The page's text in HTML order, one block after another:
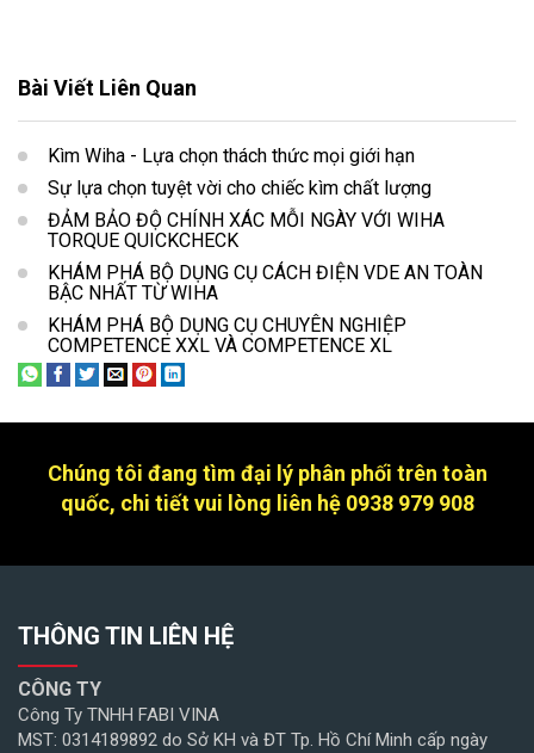
Bài Viết Liên Quan
Kìm Wiha - Lựa chọn thách thức mọi giới hạn
Sự lựa chọn tuyệt vời cho chiếc kìm chất lượng
ĐẢM BẢO ĐỘ CHÍNH XÁC MỖI NGÀY VỚI WIHA
TORQUE QUICKCHECK
KHÁM PHÁ BỘ DỤNG CỤ CÁCH ĐIỆN VDE AN TOÀN
BẬC NHẤT TỪ WIHA
KHÁM PHÁ BỘ DỤNG CỤ CHUYÊN NGHIỆP
COMPETENCE XXL VÀ COMPETENCE XL
Chúng tôi đang tìm đại lý phân phối trên toàn
quốc, chi tiết vui lòng liên hệ 0938 979 908
THÔNG TIN LIÊN HỆ
CÔNG TY
Công Ty TNHH FABI VINA
MST: 0314189892 do Sở KH và ĐT Tp. Hồ Chí Minh cấp ngày